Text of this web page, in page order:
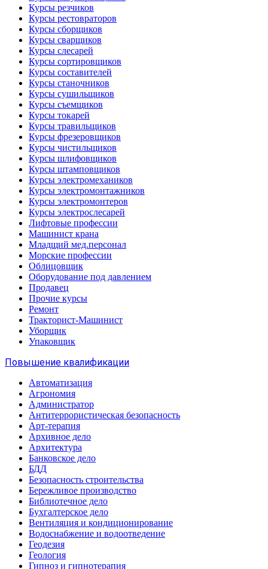
Курсы резчиков
Курсы рестовраторов
Курсы сборщиков
Курсы сварщиков
Курсы слесарей
Курсы сортировщиков
Курсы составителей
Курсы станочников
Курсы сушильщиков
Курсы съемщиков
Курсы токарей
Курсы травильщиков
Курсы фрезеровщиков
Курсы чистильщиков
Курсы шлифовщиков
Курсы штамповщиков
Курсы электромехаников
Курсы электромонтажников
Курсы электромонтеров
Курсы электрослесарей
Лифтовые профессии
Машинист крана
Младщий мед.персонал
Морские профессии
Облицовщик
Оборудование под давлением
Продавец
Прочие курсы
Ремонт
Тракторист-Машинист
Уборщик
Упаковщик
Повышение квалификации
Автоматизация
Агрономия
Администратор
Антитеррористическая безопасность
Арт-терапия
Архивное дело
Архитектура
Банковское дело
БДД
Безопасность строительства
Бережливое производство
Библиотечное дело
Бухгалтерское дело
Вентиляция и кондиционирование
Водоснабжение и водоотведение
Геодезия
Геология
Гипноз и гипнотерапия